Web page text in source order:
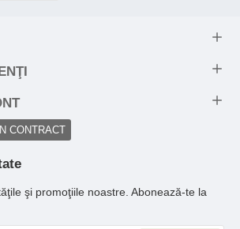
CONTRACT
şi promoţiile noastre. Abonează-te la